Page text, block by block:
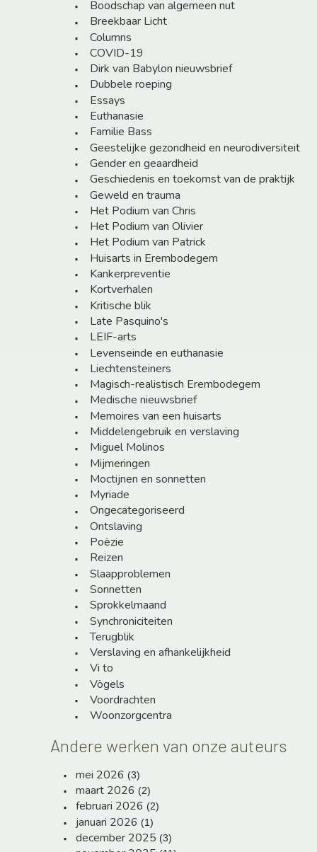
Boodschap van algemeen nut
Breekbaar Licht
Columns
COVID-19
Dirk van Babylon nieuwsbrief
Dubbele roeping
Essays
Euthanasie
Familie Bass
Geestelijke gezondheid en neurodiversiteit
Gender en geaardheid
Geschiedenis en toekomst van de praktijk
Geweld en trauma
Het Podium van Chris
Het Podium van Olivier
Het Podium van Patrick
Huisarts in Erembodegem
Kankerpreventie
Kortverhalen
Kritische blik
Late Pasquino's
LEIF-arts
Levenseinde en euthanasie
Liechtensteiners
Magisch-realistisch Erembodegem
Medische nieuwsbrief
Memoires van een huisarts
Middelengebruik en verslaving
Miguel Molinos
Mijmeringen
Moctijnen en sonnetten
Myriade
Ongecategoriseerd
Ontslaving
Poëzie
Reizen
Slaapproblemen
Sonnetten
Sprokkelmaand
Synchroniciteiten
Terugblik
Verslaving en afhankelijkheid
Vi to
Vögels
Voordrachten
Woonzorgcentra
Andere werken van onze auteurs
mei 2026 (3)
maart 2026 (2)
februari 2026 (2)
januari 2026 (1)
december 2025 (3)